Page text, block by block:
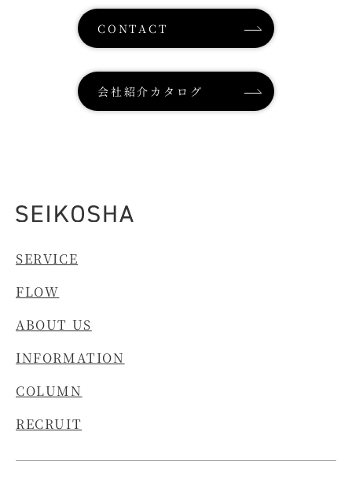
CONTACT
会社紹介カタログ
SERVICE
FLOW
ABOUT US
INFORMATION
COLUMN
RECRUIT